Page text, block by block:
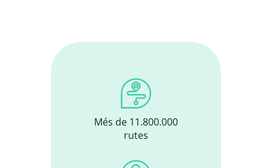
Més de 11.800.000
rutes